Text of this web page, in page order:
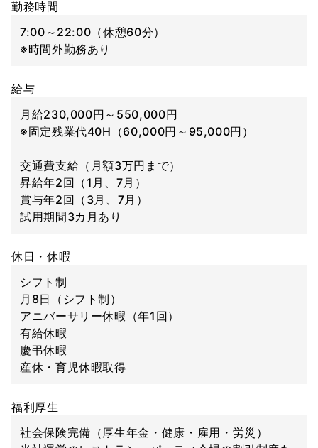
勤務時間
7:00～22:00（休憩60分）
※時間外勤務あり
給与
月給230,000円～550,000円
※固定残業代40H（60,000円～95,000円）
交通費支給（月額3万円まで）
昇給年2回（1月、7月）
賞与年2回（3月、7月）
試用期間3カ月あり
休日・休暇
シフト制
月8日（シフト制）
アニバーサリー休暇（年1回）
有給休暇
慶弔休暇
産休・育児休暇取得
福利厚生
社会保険完備（厚生年金・健康・雇用・労災）